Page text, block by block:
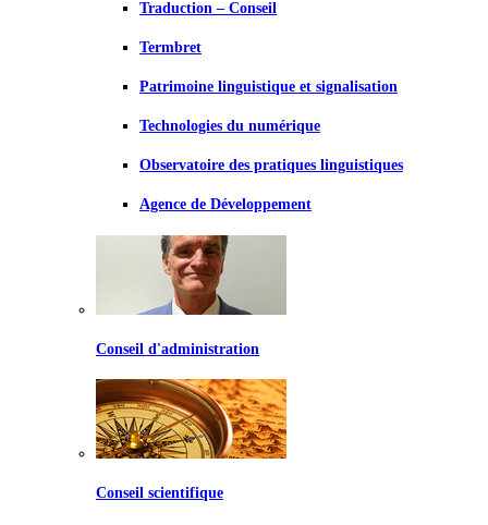
Traduction – Conseil
Termbret
Patrimoine linguistique et signalisation
Technologies du numérique
Observatoire des pratiques linguistiques
Agence de Développement
Conseil d'administration
Conseil scientifique